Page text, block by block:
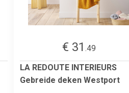
€ 31 .49
LA REDOUTE INTERIEURS
Gebreide deken Westport